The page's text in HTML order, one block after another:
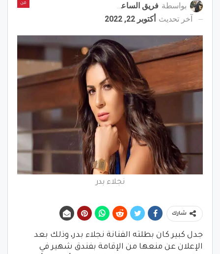
فن بواسطة فريق الساعة برس
آخر تحديث أكتوبر 22, 2022
نجلاء بدر
شارك
جدل كبير كان بطلته الفنانة نجلاء بدر، وذلك بعد
الإعلان عن منعها من الإقامة بفندق شهير في